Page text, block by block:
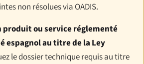
non résolues via OADIS.
produit ou service réglementé
espagnol au titre de la Ley
le dossier technique requis au titre